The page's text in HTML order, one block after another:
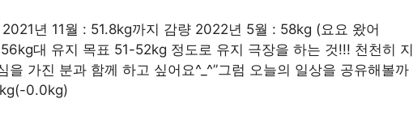
2021년 11월 : 51.8kg까지 감량 2022년 5월 : 58kg (요요 왔어
대 유지 목표 51-52kg 정도로 유지 극장을 하는 것!!! 천천히 지
을 가진 분과 함께 하고 싶어요^_^”그럼 오늘의 일상을 공유해볼까
0.0kg)